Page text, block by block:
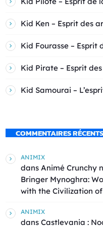
Kid Ken – Esprit des
Kid Fourasse – Esprit
Kid Pirate – Esprit
Kid Samourai –
COMMENTAIRES RÉCENTS
ANIMIX
dans Animé Crunchy
Bringer Mynoghra:
with the Civilization of
ANIMIX
dans Castlevania :